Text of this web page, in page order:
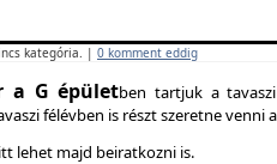
kategória. | 0 komment eddig
a G épületben tartjuk a
félévben is részt szeretne venni
lehet majd beiratkozni is.